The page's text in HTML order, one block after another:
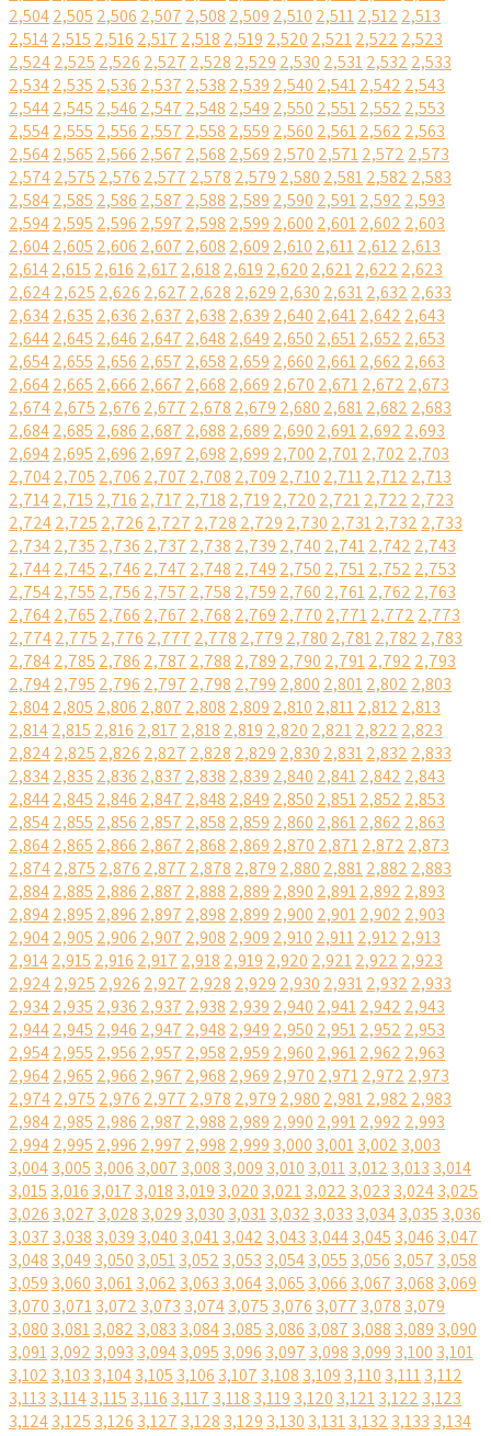
2,5042,505 2,506 2,507 2,508 2,509 2,510 2,5112,512 2,513
2,5142,515 2,516 2,517 2,518 2,519 2,520 2,5212,522 2,523
2,5242,525 2,526 2,527 2,528 2,529 2,530 2,5312,532 2,533
2,5342,535 2,536 2,537 2,538 2,539 2,540 2,5412,542 2,543
2,5442,545 2,546 2,547 2,548 2,549 2,550 2,5512,552 2,553
2,5542,555 2,556 2,557 2,558 2,559 2,560 2,5612,562 2,563
2,5642,565 2,566 2,567 2,568 2,569 2,570 2,5712,572 2,573
2,5742,575 2,576 2,577 2,578 2,579 2,580 2,5812,582 2,583
2,5842,585 2,586 2,587 2,588 2,589 2,590 2,5912,592 2,593
2,5942,595 2,596 2,597 2,598 2,599 2,600 2,6012,602 2,603
2,6042,605 2,606 2,607 2,608 2,609 2,610 2,6112,612 2,613
2,6142,615 2,616 2,617 2,618 2,619 2,620 2,6212,622 2,623
2,6242,625 2,626 2,627 2,628 2,629 2,630 2,6312,632 2,633
2,6342,635 2,636 2,637 2,638 2,639 2,640 2,6412,642 2,643
2,6442,645 2,646 2,647 2,648 2,649 2,650 2,6512,652 2,653
2,6542,655 2,656 2,657 2,658 2,659 2,660 2,6612,662 2,663
2,6642,665 2,666 2,667 2,668 2,669 2,670 2,6712,672 2,673
2,6742,675 2,676 2,677 2,678 2,679 2,680 2,6812,682 2,683
2,6842,685 2,686 2,687 2,688 2,689 2,690 2,6912,692 2,693
2,6942,695 2,696 2,697 2,698 2,699 2,700 2,7012,702 2,703
2,7042,705 2,706 2,707 2,708 2,709 2,710 2,7112,712 2,713
2,7142,715 2,716 2,717 2,718 2,719 2,720 2,7212,722 2,723
2,7242,725 2,726 2,727 2,728 2,729 2,730 2,7312,732 2,733
2,7342,735 2,736 2,737 2,738 2,739 2,740 2,7412,742 2,743
2,7442,745 2,746 2,747 2,748 2,749 2,750 2,7512,752 2,753
2,7542,755 2,756 2,757 2,758 2,759 2,760 2,7612,762 2,763
2,7642,765 2,766 2,767 2,768 2,769 2,770 2,7712,772 2,773
2,7742,775 2,776 2,777 2,778 2,779 2,780 2,7812,782 2,783
2,7842,785 2,786 2,787 2,788 2,789 2,790 2,7912,792 2,793
2,7942,795 2,796 2,797 2,798 2,799 2,800 2,8012,802 2,803
2,8042,805 2,806 2,807 2,808 2,809 2,810 2,8112,812 2,813
2,8142,815 2,816 2,817 2,818 2,819 2,820 2,8212,822 2,823
2,8242,825 2,826 2,827 2,828 2,829 2,830 2,8312,832 2,833
2,8342,835 2,836 2,837 2,838 2,839 2,840 2,8412,842 2,843
2,8442,845 2,846 2,847 2,848 2,849 2,850 2,8512,852 2,853
2,8542,855 2,856 2,857 2,858 2,859 2,860 2,8612,862 2,863
2,8642,865 2,866 2,867 2,868 2,869 2,870 2,8712,872 2,873
2,8742,875 2,876 2,877 2,878 2,879 2,880 2,8812,882 2,883
2,8842,885 2,886 2,887 2,888 2,889 2,890 2,8912,892 2,893
2,8942,895 2,896 2,897 2,898 2,899 2,900 2,9012,902 2,903
2,9042,905 2,906 2,907 2,908 2,909 2,910 2,9112,912 2,913
2,9142,915 2,916 2,917 2,918 2,919 2,920 2,9212,922 2,923
2,9242,925 2,926 2,927 2,928 2,929 2,930 2,9312,932 2,933
2,9342,935 2,936 2,937 2,938 2,939 2,940 2,9412,942 2,943
2,9442,945 2,946 2,947 2,948 2,949 2,950 2,9512,952 2,953
2,9542,955 2,956 2,957 2,958 2,959 2,960 2,9612,962 2,963
2,9642,965 2,966 2,967 2,968 2,969 2,970 2,9712,972 2,973
2,9742,975 2,976 2,977 2,978 2,979 2,980 2,9812,982 2,983
2,9842,985 2,986 2,987 2,988 2,989 2,990 2,9912,992 2,993
2,9942,995 2,996 2,997 2,998 2,999 3,000 3,0013,002 3,003
3,0043,005 3,006 3,007 3,008 3,009 3,010 3,0113,012 3,013 3,014
3,015 3,016 3,017 3,018 3,019 3,020 3,0213,022 3,023 3,0243,025
3,026 3,027 3,028 3,029 3,030 3,0313,032 3,033 3,0343,035 3,036
3,037 3,038 3,039 3,040 3,0413,042 3,043 3,0443,045 3,046 3,047
3,048 3,049 3,050 3,0513,052 3,053 3,0543,055 3,056 3,057 3,058
3,059 3,060 3,0613,062 3,063 3,0643,065 3,066 3,067 3,068 3,069
3,070 3,0713,072 3,073 3,0743,075 3,076 3,077 3,078 3,079
3,080 3,0813,082 3,083 3,0843,085 3,086 3,087 3,088 3,089 3,090
3,0913,092 3,093 3,0943,095 3,096 3,097 3,098 3,099 3,100 3,101
3,102 3,103 3,1043,105 3,106 3,107 3,108 3,109 3,110 3,1113,112
3,113 3,1143,115 3,116 3,117 3,118 3,119 3,120 3,1213,122 3,123
3,1243,125 3,126 3,127 3,128 3,129 3,130 3,1313,132 3,133 3,134